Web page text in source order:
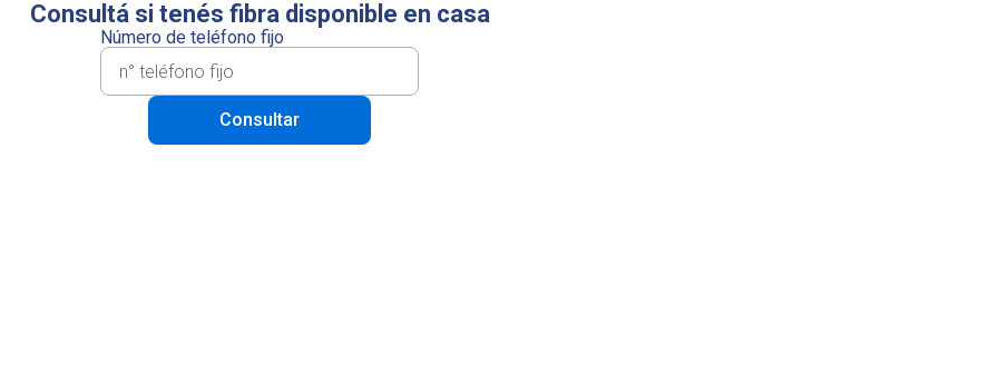
Consultá si tenés fibra disponible en casa
Número de teléfono fijo
Consultar